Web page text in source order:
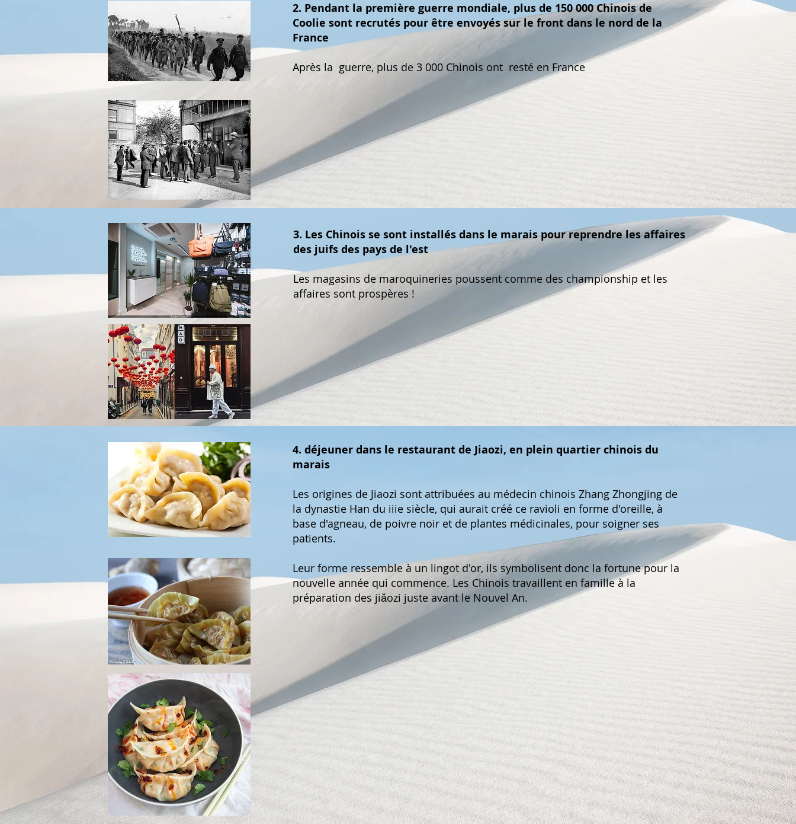
2. Pendant la première guerre mondiale, plus de 150 000 Chinois de
Coolie sont recrutés pour être envoyés sur le front dans le nord de la
France
Après la ​guerre, plus de 3 000 Chinois ont resté en France
3. Les Chinois se sont installés dans le marais pour reprendre les affaires
des juifs des pays de l'est
Les magasins de maroquineries poussent comme des championship et les
affaires sont prospères !
4. déjeuner dans le restaurant de Jiaozi, en plein quartier chinois du
marais
Les origines de Jiaozi sont attribuées au médecin chinois Zhang Zhongjing de
la dynastie Han du iiie siècle, qui aurait créé ce ravioli en forme d'oreille, à
base d'agneau, de poivre noir et de plantes médicinales, pour soigner ses
patients.
Leur forme ressemble à un lingot d'or, ils symbolisent donc la fortune pour la
nouvelle année qui commence. Les Chinois travaillent en famille à la
préparation des jiǎozi juste avant le Nouvel An.